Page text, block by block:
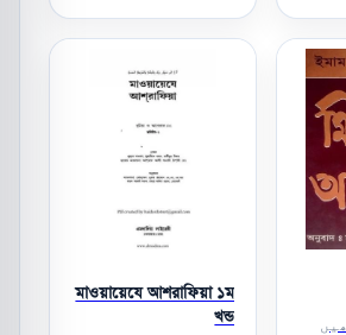
মাওয়ায়েযে আশরাফিয়া ১ম
খন্ড